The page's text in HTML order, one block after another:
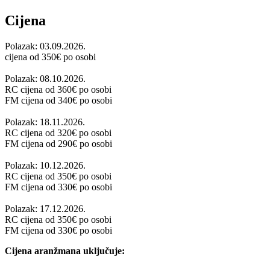
Cijena
Polazak: 03.09.2026.
cijena od 350€ po osobi
Polazak: 08.10.2026.
RC cijena od 360€ po osobi
FM cijena od 340€ po osobi
Polazak: 18.11.2026.
RC cijena od 320€ po osobi
FM cijena od 290€ po osobi
Polazak: 10.12.2026.
RC cijena od 350€ po osobi
FM cijena od 330€ po osobi
Polazak: 17.12.2026.
RC cijena od 350€ po osobi
FM cijena od 330€ po osobi
Cijena aranžmana uključuje: